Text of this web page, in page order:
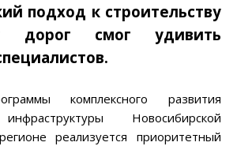
подход к строительству
дорог смог удивить
комплексного развития
Новосибирской
реализуется приоритетный